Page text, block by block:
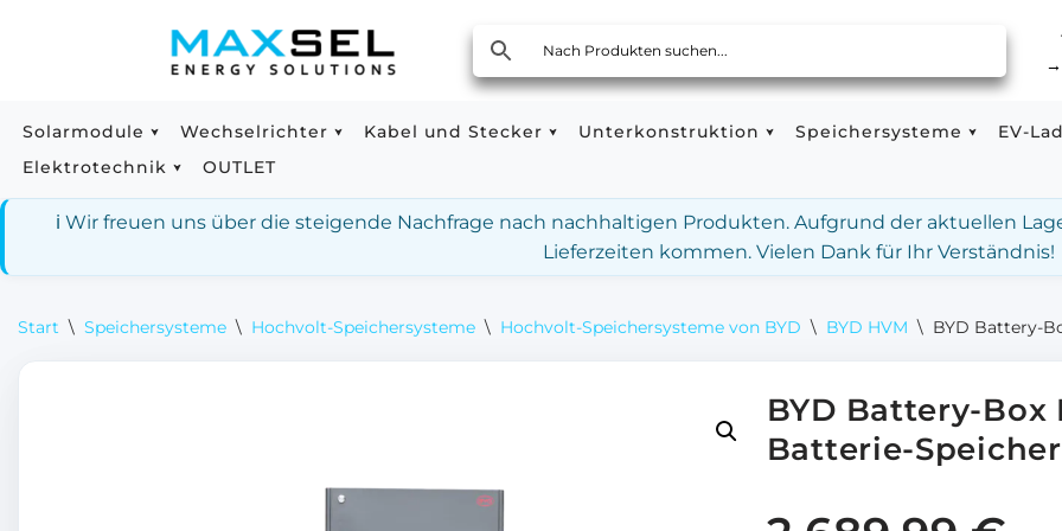
springen
Solarmodule Wechselrichter Kabel und Stecker Unterkonstruktion Speichersysteme
EV-
Elektrotechnik
OUTLET
ℹ️ Wir freuen uns über die steigende Nachfrage nach nachhaltigen Produkten. Aufgrund der aktuellen
Lieferzeiten kommen. Vielen Dank für Ihr Verständnis!
Start \ Speichersysteme \ Hochvolt-Speichersysteme \ Hochvolt-Speichersysteme von BYD \ BYD HVM \ BYD Battery-
BYD Battery-Box
Batterie-Speicher